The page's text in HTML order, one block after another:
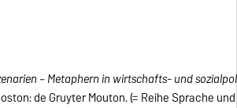
– Metaphern in wirtschafts- und
de Gruyter Mouton. (= Reihe Sprache